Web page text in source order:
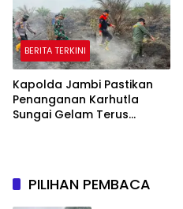
BERITA TERKINI
Kapolda Jambi Pastikan
Penanganan Karhutla
Sungai Gelam Terus
PILIHAN PEMBACA